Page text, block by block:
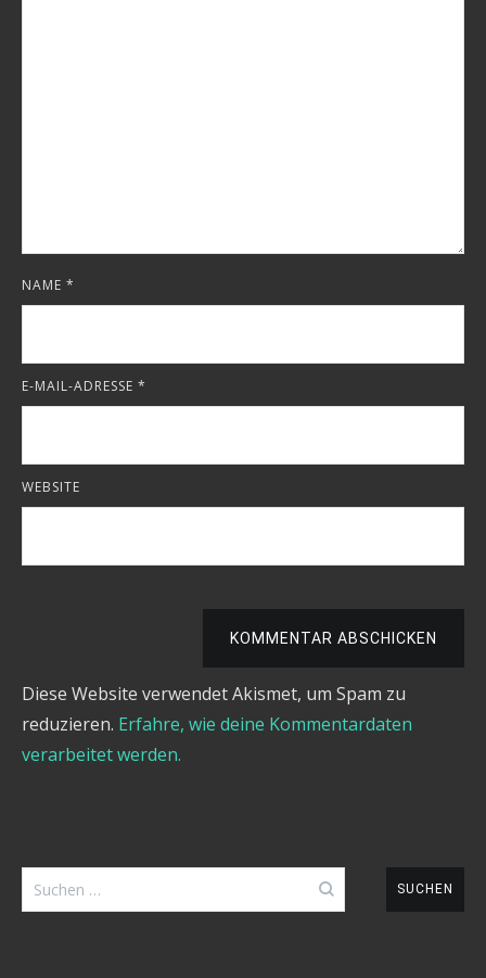
NAME *
E-MAIL-ADRESSE *
WEBSITE
KOMMENTAR ABSCHICKEN
Diese Website verwendet Akismet, um Spam zu
reduzieren. Erfahre, wie deine Kommentardaten
verarbeitet werden.
Suchen
nach: